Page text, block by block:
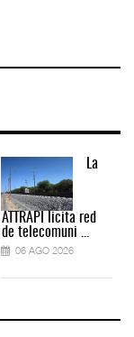
La
ATTRAPI licita red
de telecomuni ...
06 AGO 2026